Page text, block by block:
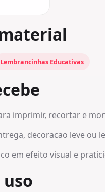
Lembrancinhas Educativas
imprimir, recortar e
decoracao leve ou
em efeito visual e
uso